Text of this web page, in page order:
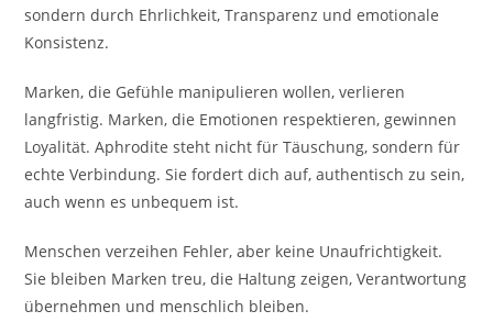
sondern durch Ehrlichkeit, Transparenz und emotionale
Konsistenz.
Marken, die Gefühle manipulieren wollen, verlieren
langfristig. Marken, die Emotionen respektieren, gewinnen
Loyalität. Aphrodite steht nicht für Täuschung, sondern für
echte Verbindung. Sie fordert dich auf, authentisch zu sein,
auch wenn es unbequem ist.
Menschen verzeihen Fehler, aber keine Unaufrichtigkeit.
Sie bleiben Marken treu, die Haltung zeigen, Verantwortung
übernehmen und menschlich bleiben.